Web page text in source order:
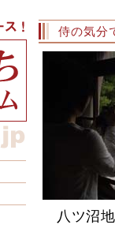
侍の気分
八ツ沼地